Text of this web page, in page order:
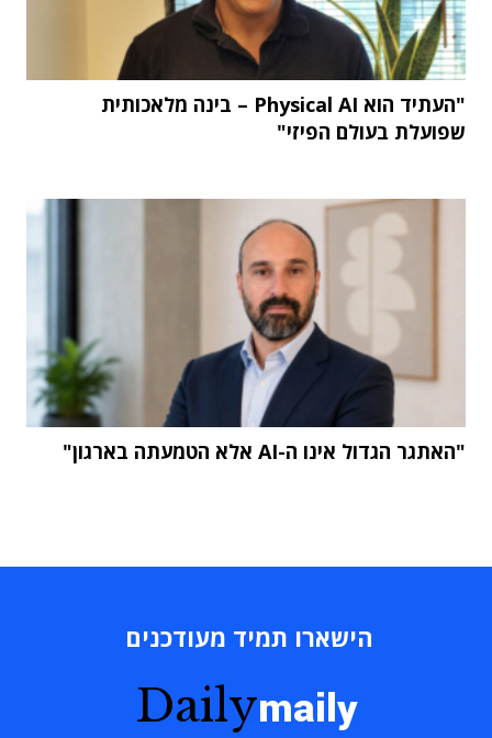
"העתיד הוא Physical AI – בינה מלאכותית
שפועלת בעולם הפיזי"
"האתגר הגדול אינו ה-AI אלא הטמעתה בארגון"
הישארו תמיד מעודכנים
Dailymaily